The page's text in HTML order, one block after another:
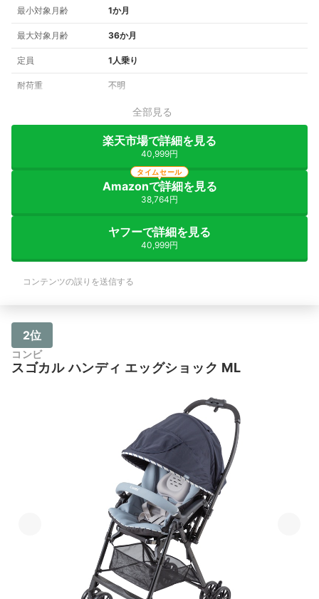
最小対象月齢 1か月
最大対象月齢 36か月
定員 1人乗り
耐荷重 不明
全部見る
楽天市場で詳細を見る
40,999円
Amazonで詳細を見る
38,764円
タイムセール
ヤフーで詳細を見る
40,999円
コンテンツの誤りを送信する
2位
コンビ
スゴカル ハンディ エッグショック ML